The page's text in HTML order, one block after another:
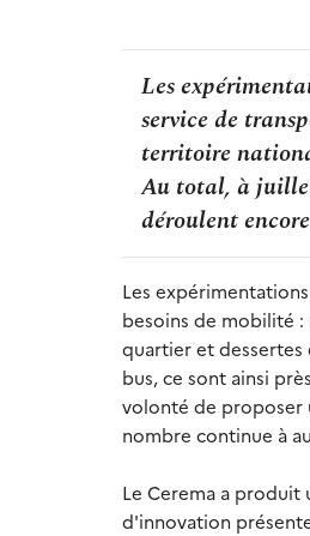
Les
service de
territoire
Au total, à
déroulent
Les
besoins de mobilité
quartier et dessertes
bus, ce sont ainsi
volonté de proposer
nombre continue à
Le Cerema a
d'innovation